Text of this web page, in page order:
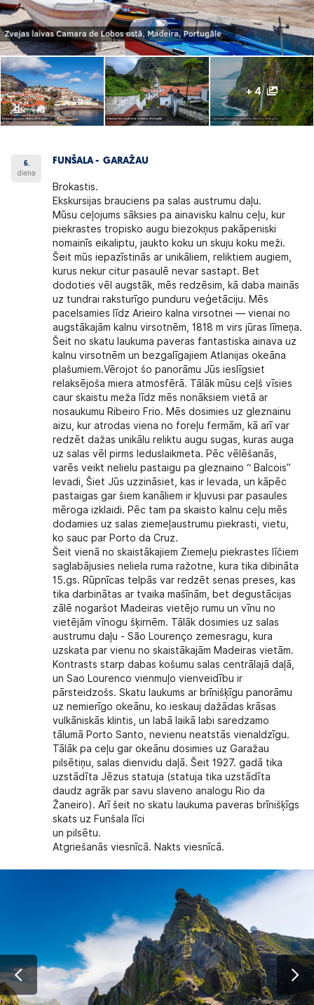
+ 4
6.
diena
FUNŠALA - GARAŽAU
Brokastis.
Ekskursijas brauciens pa salas austrumu daļu.
Mūsu ceļojums sāksies pa ainavisku kalnu ceļu, kur
piekrastes tropisko augu biezokņus pakāpeniski
nomainīs eikaliptu, jaukto koku un skuju koku meži.
Šeit mūs iepazīstinās ar unikāliem, reliktiem augiem,
kurus nekur citur pasaulē nevar sastapt. Bet
dodoties vēl augstāk, mēs redzēsim, kā daba mainās
uz tundrai raksturīgo punduru veģetāciju. Mēs
pacelsamies līdz Arieiro kalna virsotnei — vienai no
augstākajām kalnu virsotnēm, 1818 m virs jūras līmeņa.
Šeit no skatu laukuma paveras fantastiska ainava uz
kalnu virsotnēm un bezgalīgajiem Atlanijas okeāna
plašumiem.Vērojot šo panorāmu Jūs ieslīgsiet
relaksējoša miera atmosfērā. Tālāk mūsu ceļš vīsies
caur skaistu meža līdz mēs nonāksiem vietā ar
nosaukumu Ribeiro Frio. Mēs dosimies uz gleznainu
aizu, kur atrodas viena no foreļu fermām, kā arī var
redzēt dažas unikālu reliktu augu sugas, kuras auga
uz salas vēl pirms leduslaikmeta. Pēc vēlēšanās,
varēs veikt nelielu pastaigu pa gleznaino “ Balcois”
levadi, Šiet Jūs uzzināsiet, kas ir levada, un kāpēc
pastaigas gar šiem kanāliem ir kļuvusi par pasaules
mēroga izklaidi. Pēc tam pa skaisto kalnu ceļu mēs
dodamies uz salas ziemeļaustrumu piekrasti, vietu,
ko sauc par Porto da Cruz.
Šeit vienā no skaistākajiem Ziemeļu piekrastes līčiem
saglabājusies neliela ruma ražotne, kura tika dibināta
15.gs. Rūpnīcas telpās var redzēt senas preses, kas
tika darbinātas ar tvaika mašīnām, bet degustācijas
zālē nogaršot Madeiras vietējo rumu un vīnu no
vietējām vīnogu šķirnēm. Tālāk dosimies uz salas
austrumu daļu - São Lourenço zemesragu, kura
uzskata par vienu no skaistākajām Madeiras vietām.
Kontrasts starp dabas košumu salas centrālajā daļā,
un Sao Lourenco vienmuļo vienveidību ir
pārsteidzošs. Skatu laukums ar brīnišķīgu panorāmu
uz nemierīgo okeānu, ko ieskauj dažādas krāsas
vulkāniskās klintis, un labā laikā labi saredzamo
tālumā Porto Santo, nevienu neatstās vienaldzīgu.
Tālāk pa ceļu gar okeānu dosimies uz Garažau
pilsētiņu, salas dienvidu daļā. Šeit 1927. gadā tika
uzstādīta Jēzus statuja (statuja tika uzstādīta
daudz agrāk par savu slaveno analogu Rio da
Žaneiro). Arī šeit no skatu laukuma paveras brīnišķīgs
skats uz Funšala līci
un pilsētu.
Atgriešanās viesnīcā. Nakts viesnīcā.